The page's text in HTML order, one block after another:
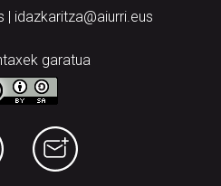
| idazkaritza@aiurri.eus
garatua